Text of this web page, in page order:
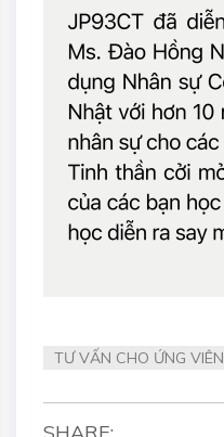
TƯ VẤN CHO ỨNG VIÊN